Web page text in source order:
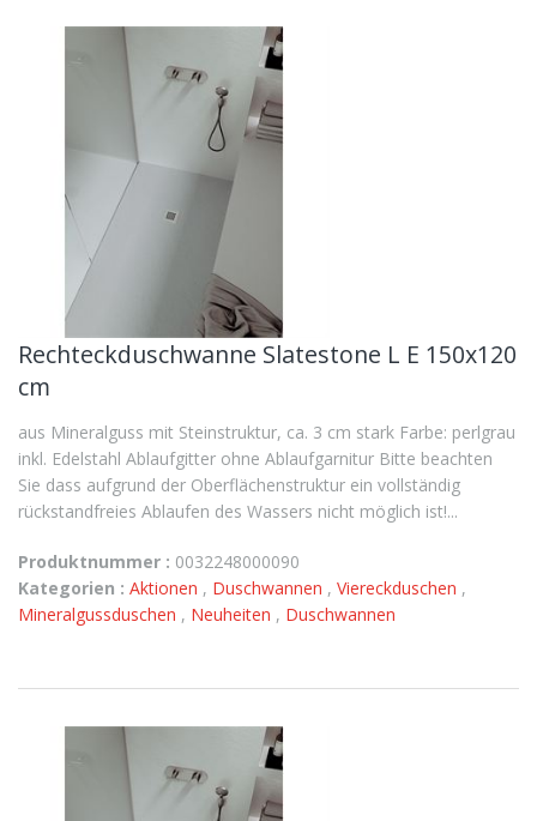
Rechteckduschwanne Slatestone L E 150x120
cm
aus Mineralguss mit Steinstruktur, ca. 3 cm stark Farbe: perlgrau
inkl. Edelstahl Ablaufgitter ohne Ablaufgarnitur Bitte beachten
Sie dass aufgrund der Oberflächenstruktur ein vollständig
rückstandfreies Ablaufen des Wassers nicht möglich ist!...
Produktnummer : 0032248000090
Kategorien : Aktionen , Duschwannen , Viereckduschen ,
Mineralgussduschen , Neuheiten , Duschwannen